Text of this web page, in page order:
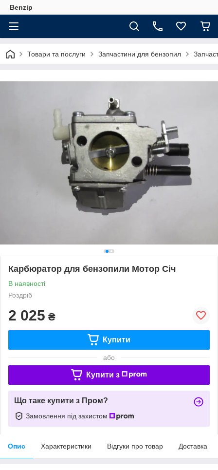
Benzip
Товари та послуги Запчастини для бензопил
Карбюратор для бензопили Мотор Січ
В наявності
Роздріб
2 025 ₴
Купити
або
Купити з
Що таке купити з Пром?
Замовлення під захистом
Опис Характеристики Відгуки про товар Доставка